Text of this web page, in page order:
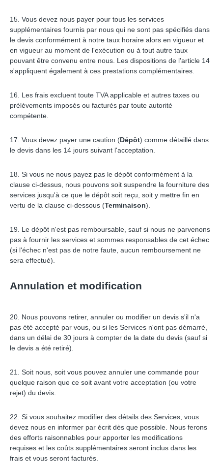
15. Vous devez nous payer pour tous les services
supplémentaires fournis par nous qui ne sont pas spécifiés dans
le devis conformément à notre taux horaire alors en vigueur et
en vigueur au moment de l'exécution ou à tout autre taux
pouvant être convenu entre nous. Les dispositions de l'article 14
s'appliquent également à ces prestations complémentaires.
16. Les frais excluent toute TVA applicable et autres taxes ou
prélèvements imposés ou facturés par toute autorité
compétente.
17. Vous devez payer une caution (Dépôt) comme détaillé dans
le devis dans les 14 jours suivant l'acceptation.
18. Si vous ne nous payez pas le dépôt conformément à la
clause ci-dessus, nous pouvons soit suspendre la fourniture des
services jusqu'à ce que le dépôt soit reçu, soit y mettre fin en
vertu de la clause ci-dessous (Terminaison).
19. Le dépôt n'est pas remboursable, sauf si nous ne parvenons
pas à fournir les services et sommes responsables de cet échec
(si l'échec n'est pas de notre faute, aucun remboursement ne
sera effectué).
Annulation et modification
20. Nous pouvons retirer, annuler ou modifier un devis s'il n'a
pas été accepté par vous, ou si les Services n'ont pas démarré,
dans un délai de 30 jours à compter de la date du devis (sauf si
le devis a été retiré).
21. Soit nous, soit vous pouvez annuler une commande pour
quelque raison que ce soit avant votre acceptation (ou votre
rejet) du devis.
22. Si vous souhaitez modifier des détails des Services, vous
devez nous en informer par écrit dès que possible. Nous ferons
des efforts raisonnables pour apporter les modifications
requises et les coûts supplémentaires seront inclus dans les
frais et vous seront facturés.